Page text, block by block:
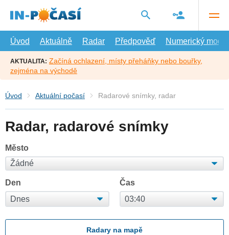
hlavní
Úvod
Aktuálně Radar Předpověď Numerický model
AKTUALITA: Začíná ochlazení, místy přeháňky nebo bouřky,
zejména na východě
Úvod Aktuální počasí Radarové snímky, radar
Radar, radarové snímky
Město
Den Čas
Radary na mapě